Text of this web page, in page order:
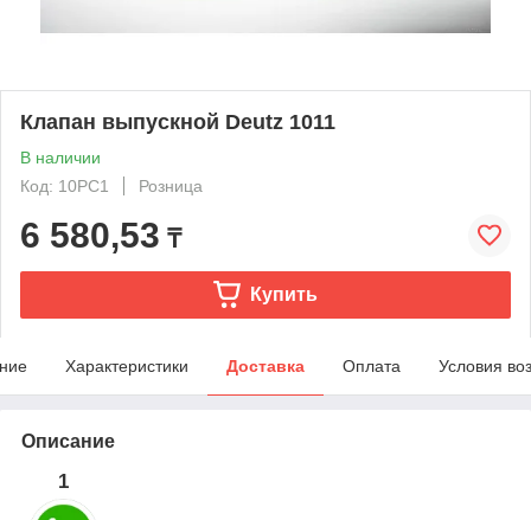
Клапан выпускной Deutz 1011
В наличии
Код: 10PC1
Розница
6 580,53 ₸
Купить
Характеристики Доставка Оплата Условия
Описание
1